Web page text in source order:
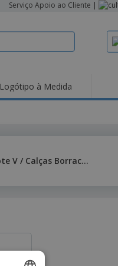
Serviço Apoio ao Cliente |
Logótipo à Medida
Conjunto Unissexo Blusa Decote V / Calças Borracha Completas